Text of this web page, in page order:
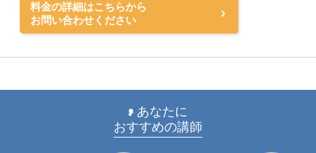
料金の詳細はこちらから
お問い合わせください
あなたに
おすすめの講師